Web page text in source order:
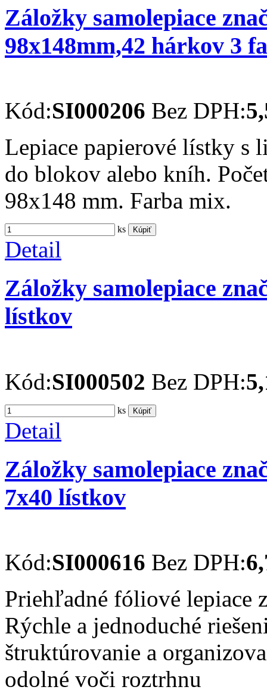
Záložky samolepiace
98x148mm,42 hárkov 3
Kód:SI000206 Bez DPH:
Lepiace papierové lístky s
do blokov alebo kníh.
98x148 mm. Farba mix.
ks Kúpiť
Detail
Záložky samolepiace
lístkov
Kód:SI000502 Bez DPH:
ks Kúpiť
Detail
Záložky samolepiace
7x40 lístkov
Kód:SI000616 Bez DPH:
Priehľadné fóliové lepiace
Rýchle a jednoduché
štruktúrovanie a
odolné voči roztrhnu